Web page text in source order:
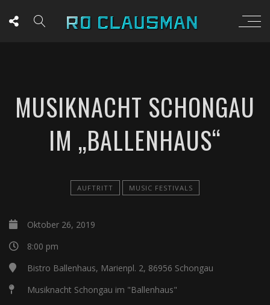
MUSIKNACHT SCHONGAU
IM „BALLENHAUS“
AUFTRITT MUSIC FESTIVALS
Oktober 26, 2019
8:00 pm
Bistro Ballenhaus, Marienpl. 2, 86956 Schongau
Musiknacht Schongau im "Ballenhaus"